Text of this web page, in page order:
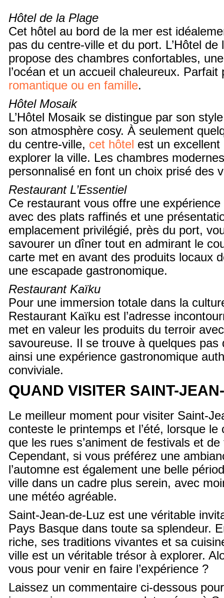
Hôtel de la Plage
Cet hôtel au bord de la mer est
pas du centre-ville et du port. L’Hôtel de
propose des chambres confortables,
l’océan et un accueil chaleureux.
romantique ou en famille.
Hôtel Mosaik
L’Hôtel Mosaik se distingue par son
son atmosphère cosy. À seulement
du centre-ville, cet hôtel est un
explorer la ville. Les chambres
personnalisé en font un choix prisé des
Restaurant L’Essentiel
Ce restaurant vous offre une
avec des plats raffinés et une
emplacement privilégié, près du port,
savourer un dîner tout en admirant le
carte met en avant des produits locaux
une escapade gastronomique.
Restaurant Kaïku
Pour une immersion totale dans la
Restaurant Kaïku est l’adresse
met en valeur les produits du terroir
savoureuse. Il se trouve à quelques pas
ainsi une expérience gastronomique
conviviale.
QUAND VISITER SAINT-
Le meilleur moment pour visiter Saint-
conteste le printemps et l’été, lorsque
que les rues s’animent de festivals et
Cependant, si vous préférez une
l’automne est également une belle
ville dans un cadre plus serein, avec
une météo agréable.
Saint-Jean-de-Luz est une véritable
Pays Basque dans toute sa splendeur.
riche, ses traditions vivantes et sa
ville est un véritable trésor à explorer.
vous pour venir en faire l’expérience ?
Laissez un commentaire ci-dessous